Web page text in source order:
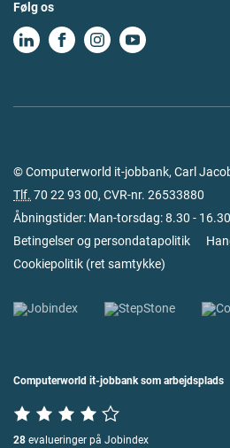
Følg os
© Computerworld it-jobbank, Carl
Tlf. 70 22 93 00, CVR-nr. 26533880
Åbningstider: Man-torsdag: 8.30 -
Betingelser og persondatapolitik
Cookiepolitik (ret samtykke)
Computerworld it-jobbank som arbejdsplads
28 evalueringer på Jobindex